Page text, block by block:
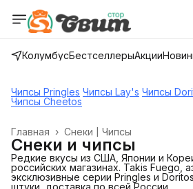
КолумбусБестселлерыАкции
Чипсы Pringles Чипсы Lay's Чипсы
Чипсы Cheetos
Снеки | Чипсы
Главная ›
Снеки и чипсы
Редкие вкусы из США, Японии и
российских магазинах. Takis Fuego,
эксклюзивные серии Pringles и
штуки, доставка по всей России.